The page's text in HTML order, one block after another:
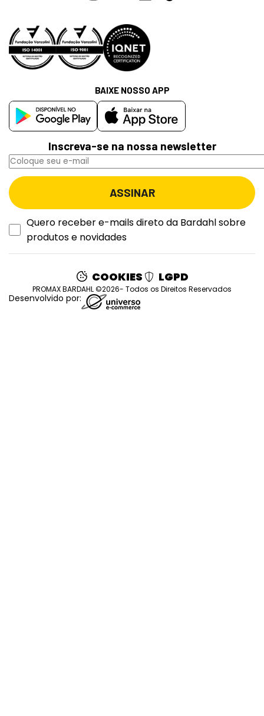
Inscreva-se na nossa newsletter
Quero receber e-mails direto da Bardahl sobre
produtos e novidades
BAIXE NOSSO APP
COOKIES LGPD
PROMAX BARDAHL ©2026- Todos os Direitos Reservados
Desenvolvido por: